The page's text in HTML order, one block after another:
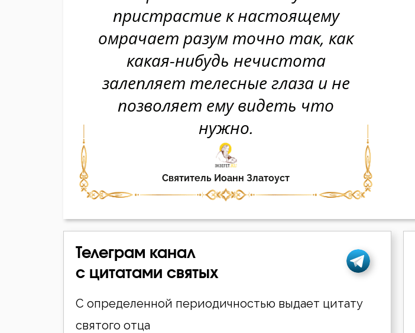
Телеграм канал
с цитатами святых
С определенной периодичностью выдает цитату
святого отца